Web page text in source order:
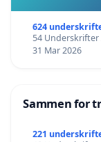
624
54 Underskrifter
31 Mar 2026
Sammen for
221